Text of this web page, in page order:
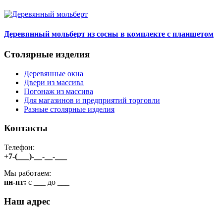
Деревянный мольберт из сосны в комплекте с планшетом
Столярные изделия
Деревянные окна
Двери из массива
Погонаж из массива
Для магазинов и предприятий торговли
Разные столярные изделия
Контакты
Телефон:
+7-(___)-__-__-___
Мы работаем:
пн-пт: c ___ до ___
Наш адрес